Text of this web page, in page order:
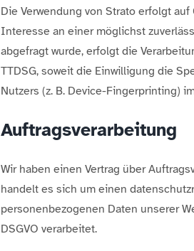
Die Verwendung von Strato erfolgt
Interesse an einer möglichst
abgefragt wurde, erfolgt die
TTDSG, soweit die Einwilligung die
Nutzers (z. B. Device-Fingerprinting)
Auftragsverarbeitung
Wir haben einen Vertrag über
handelt es sich um einen
personenbezogenen Daten unserer
DSGVO verarbeitet.